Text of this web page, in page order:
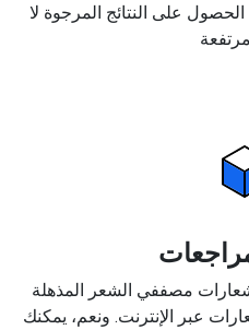
على النتائج المرجوة لا
مصففي الشعر المذهلة
عبر الإنترنت. ونعم، يمكنك